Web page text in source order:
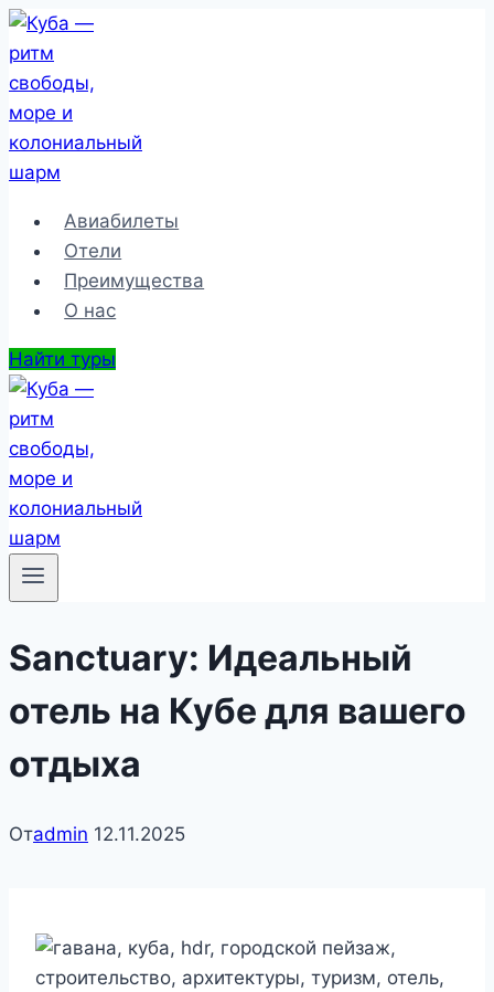
Перейти
к
содержимому
Авиабилеты
Отели
Преимущества
О нас
Найти туры
Sanctuary: Идеальный
отель на Кубе для вашего
отдыха
Отadmin 12.11.2025